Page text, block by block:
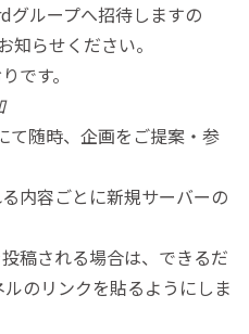
グループへ招待しますの
らせください。
です。
随時、企画をご提案・参
容ごとに新規サーバーの
される場合は、できるだ
のリンクを貼るようにしま